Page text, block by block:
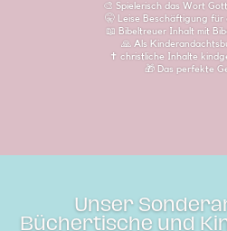
🎨 Spielerisch das Wort
🤫 Leise Beschäftigung für
📖 Bibeltreuer Inhalt mit
🙏 Als
✝️ christliche Inhalte
🎁 Das perfekte
Unser
Büchertische und